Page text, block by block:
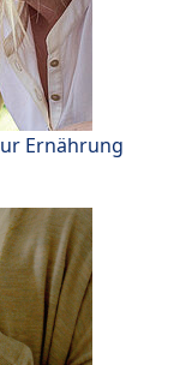
Ernährung